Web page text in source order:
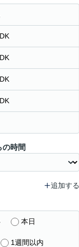
の時間
追加する
本日
1週間以内